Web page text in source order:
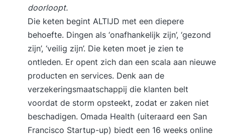
doorloopt.
Die keten begint ALTIJD met een diepere
behoefte. Dingen als ‘onafhankelijk zijn’, ‘gezond
zijn’, ‘veilig zijn’. Die keten moet je zien te
ontleden. Er opent zich dan een scala aan nieuwe
producten en services. Denk aan de
verzekeringsmaatschappij die klanten belt
voordat de storm opsteekt, zodat er zaken niet
beschadigen. Omada Health (uiteraard een San
Francisco Startup-up) biedt een 16 weeks online